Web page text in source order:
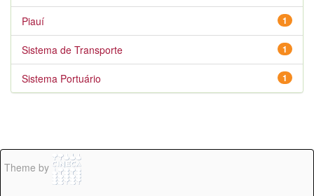
1
Piauí
1
Sistema de Transporte
1
Sistema Portuário
Theme by